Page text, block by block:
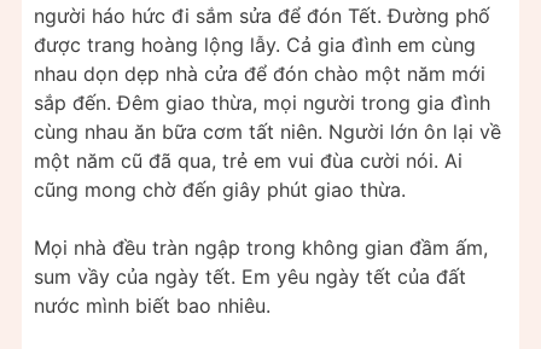
người háo hức đi sắm sửa để đón Tết. Đường phố
được trang hoàng lộng lẫy. Cả gia đình em cùng
nhau dọn dẹp nhà cửa để đón chào một năm mới
sắp đến. Đêm giao thừa, mọi người trong gia đình
cùng nhau ăn bữa cơm tất niên. Người lớn ôn lại về
một năm cũ đã qua, trẻ em vui đùa cười nói. Ai
cũng mong chờ đến giây phút giao thừa.
Mọi nhà đều tràn ngập trong không gian đầm ấm,
sum vầy của ngày tết. Em yêu ngày tết của đất
nước mình biết bao nhiêu.